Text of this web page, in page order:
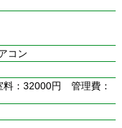
コン
：32000円 管理費：